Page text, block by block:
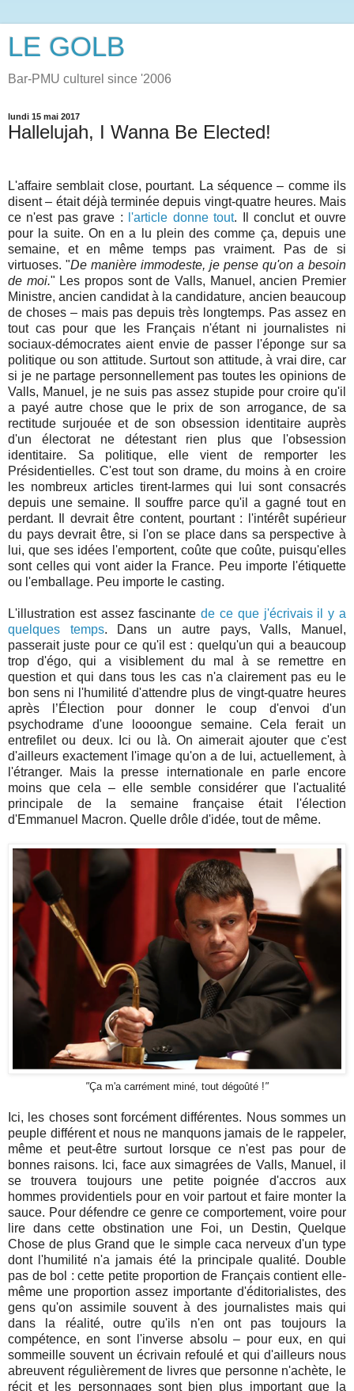
LE GOLB
Bar-PMU culturel since '2006
lundi 15 mai 2017
Hallelujah, I Wanna Be Elected!
L'affaire semblait close, pourtant. La séquence – comme ils
disent – était déjà terminée depuis vingt-quatre heures. Mais
ce n'est pas grave :
l'article donne tout. Il conclut et ouvre
pour la suite. On en a lu plein des comme ça, depuis une
semaine, et en même temps pas vraiment. Pas de si
virtuoses. "De manière immodeste, je pense qu'on a besoin
de moi." Les propos sont de Valls, Manuel, ancien Premier
Ministre, ancien candidat à la candidature, ancien beaucoup
de choses – mais pas depuis très longtemps. Pas assez en
tout cas pour que les Français n'étant ni journalistes ni
sociaux-démocrates aient envie de passer l'éponge sur sa
politique ou son attitude. Surtout son attitude, à vrai dire, car
si je ne partage personnellement pas toutes les opinions de
Valls, Manuel, je ne suis pas assez stupide pour croire qu'il
a payé autre chose que le prix de son arrogance, de sa
rectitude surjouée et de son obsession identitaire auprès
d'un électorat ne détestant rien plus que l'obsession
identitaire. Sa politique, elle vient de remporter les
Présidentielles. C'est tout son drame, du moins à en croire
les nombreux articles tirent-larmes qui lui sont consacrés
depuis une semaine. Il souffre parce qu'il a gagné tout en
perdant. Il devrait être content, pourtant : l'intérêt supérieur
du pays devrait être, si l'on se place dans sa perspective à
lui, que ses idées l'emportent, coûte que coûte, puisqu'elles
sont celles qui vont aider la France. Peu importe l'étiquette
ou l'emballage. Peu importe le casting.
L'illustration est assez fascinantede ce que j'écrivais il y a
quelques temps. Dans un autre pays, Valls, Manuel,
passerait juste pour ce qu'il est : quelqu'un qui a beaucoup
trop d'égo, qui a visiblement du mal à se remettre en
question et qui dans tous les cas n'a clairement pas eu le
bon sens ni l'humilité d'attendre plus de vingt-quatre heures
après l’Élection pour donner le coup d'envoi d'un
psychodrame d'une loooongue semaine. Cela ferait un
entrefilet ou deux. Ici ou là. On aimerait ajouter que c'est
d'ailleurs exactement l'image qu'on a de lui, actuellement, à
l'étranger. Mais la presse internationale en parle encore
moins que cela – elle semble considérer que l'actualité
principale de la semaine française était l'élection
d'Emmanuel Macron. Quelle drôle d'idée, tout de même.
"Ça m'a carrément miné, tout dégoûté !"
Ici, les choses sont forcément différentes. Nous sommes un
peuple différent et nous ne manquons jamais de le rappeler,
même et peut-être surtout lorsque ce n'est pas pour de
bonnes raisons. Ici, face aux simagrées de Valls, Manuel, il
se trouvera toujours une petite poignée d'accros aux
hommes providentiels pour en voir partout et faire monter la
sauce. Pour défendre ce genre ce comportement, voire pour
lire dans cette obstination une Foi, un Destin, Quelque
Chose de plus Grand que le simple caca nerveux d'un type
dont l'humilité n'a jamais été la principale qualité. Double
pas de bol : cette petite proportion de Français contient elle-
même une proportion assez importante d'éditorialistes, des
gens qu'on assimile souvent à des journalistes mais qui
dans la réalité, outre qu'ils n'en ont pas toujours la
compétence, en sont l'inverse absolu – pour eux, en qui
sommeille souvent un écrivain refoulé et qui d'ailleurs nous
abreuvent régulièrement de livres que personne n'achète, le
récit et les personnages sont bien plus important que la